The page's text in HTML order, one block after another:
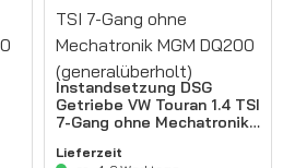
Instandsetzung DSG
Getriebe VW Touran 1.4 TSI
7-Gang ohne Mechatronik
(generalüberholt)
Lieferzeit